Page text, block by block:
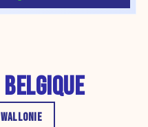
BELGIQUE
WALLONIE